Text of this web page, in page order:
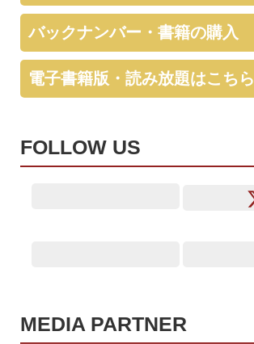
バックナンバー・書籍の購入
電子書籍版・読み放題はこちら
FOLLOW US
MEDIA PARTNER